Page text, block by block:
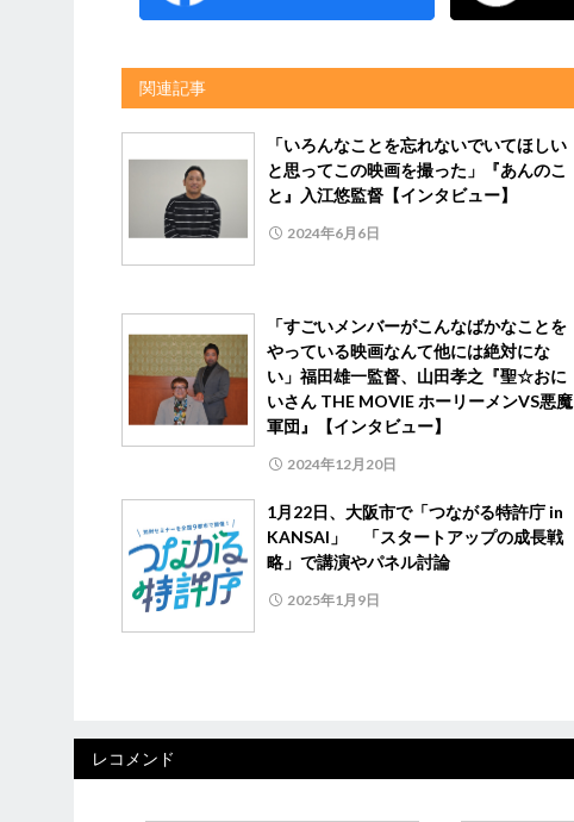
関連記事
「いろんなことを忘れないでいてほしい
と思ってこの映画を撮った」『あんのこ
と』入江悠監督【インタビュー】
2024年6月6日
「すごいメンバーがこんなばかなことを
やっている映画なんて他には絶対にな
い」福田雄一監督、山田孝之『聖☆おに
いさん THE MOVIE ホーリーメンVS悪魔
軍団』【インタビュー】
2024年12月20日
1月22日、大阪市で「つながる特許庁 in
KANSAI」 「スタートアップの成長戦
略」で講演やパネル討論
2025年1月9日
レコメンド